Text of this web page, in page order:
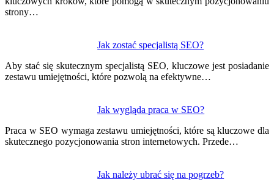
strony…
Jak zostać specjalistą SEO?
Aby stać się skutecznym specjalistą SEO, kluczowe jest posiadanie
zestawu umiejętności, które pozwolą na efektywne…
Jak wygląda praca w SEO?
Praca w SEO wymaga zestawu umiejętności, które są kluczowe dla
skutecznego pozycjonowania stron internetowych. Przede…
Jak należy ubrać się na pogrzeb?